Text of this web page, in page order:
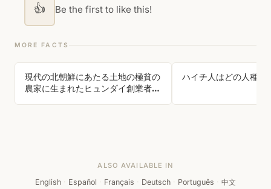
👍 Be the first to like this!
MORE FACTS
現代の北朝鮮にあたる土地の極貧の
農家に生まれたヒュンダイ創業者
ハイチ人はどの人種に
ALSO AVAILABLE IN
English · Español · Français · Deutsch · Português · 中文